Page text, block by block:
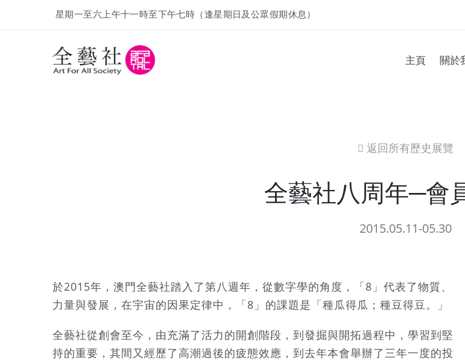
星期一至六上午十一時至下午七時（逢星期日及公眾假期休息）
主頁 關於
icon
返回所有歷史展覽
全藝社八周年─會
2015.05.11-05.30
於2015年，澳門全藝社踏入了第八週年，從數字學的角度，「8」代表了物質、
力量與發展，在宇宙的因果定律中，「8」的課題是「種瓜得瓜；種豆得豆。」
全藝社從創會至今，由充滿了活力的開創階段，到發掘與開拓過程中，學習到堅
持的重要，其間又經歷了高潮過後的疲態效應，到去年本會舉辦了三年一度的投